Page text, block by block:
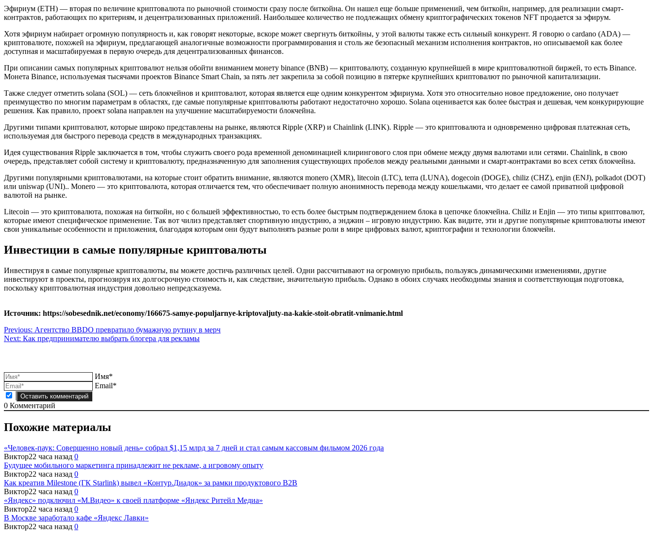
Эфириум (ETH) — вторая по величине криптовалюта по рыночной стоимости сразу после биткойна. Он нашел еще больше применений, чем биткойн, например, для реализации смарт-
контрактов, работающих по критериям, и децентрализованных приложений. Наибольшее количество не подлежащих обмену криптографических токенов NFT продается за эфирум.
Хотя эфириум набирает огромную популярность и, как говорят некоторые, вскоре может свергнуть биткойны, у этой валюты также есть сильный конкурент. Я говорю о cardano (ADA) —
криптовалюте, похожей на эфириум, предлагающей аналогичные возможности программирования и столь же безопасный механизм исполнения контрактов, но описываемой как более
доступная и масштабируемая в первую очередь для децентрализованных финансов.
При описании самых популярных криптовалют нельзя обойти вниманием монету binance (BNB) — криптовалюту, созданную крупнейшей в мире криптовалютной биржей, то есть Binance.
Монета Binance, используемая тысячами проектов Binance Smart Chain, за пять лет закрепила за собой позицию в пятерке крупнейших криптовалют по рыночной капитализации.
Также следует отметить solana (SOL) — сеть блокчейнов и криптовалют, которая является еще одним конкурентом эфириума. Хотя это относительно новое предложение, оно получает
преимущество по многим параметрам в областях, где самые популярные криптовалюты работают недостаточно хорошо. Solana оценивается как более быстрая и дешевая, чем конкурирующие
решения. Как правило, проект solana направлен на улучшение масштабируемости блокчейна.
Другими типами криптовалют, которые широко представлены на рынке, являются Ripple (XRP) и Chainlink (LINK). Ripple — это криптовалюта и одновременно цифровая платежная сеть,
используемая для быстрого перевода средств в международных транзакциях.
Идея существования Ripple заключается в том, чтобы служить своего рода временной деноминацией клирингового слоя при обмене между двумя валютами или сетями. Chainlink, в свою
очередь, представляет собой систему и криптовалюту, предназначенную для заполнения существующих пробелов между реальными данными и смарт-контрактами во всех сетях блокчейна.
Другими популярными криптовалютами, на которые стоит обратить внимание, являются monero (XMR), litecoin (LTC), terra (LUNA), dogecoin (DOGE), chiliz (CHZ), enjin (ENJ), polkadot (DOT)
или uniswap (UNI).. Monero — это криптовалюта, которая отличается тем, что обеспечивает полную анонимность перевода между кошельками, что делает ее самой приватной цифровой
валютой на рынке.
Litecoin — это криптовалюта, похожая на биткойн, но с большей эффективностью, то есть более быстрым подтверждением блока в цепочке блокчейна. Chiliz и Enjin — это типы криптовалют,
которые имеют специфическое применение. Так вот чилиз представляет спортивную индустрию, а энджин – игровую индустрию. Как видите, эти и другие популярные криптовалюты имеют
свои уникальные особенности и приложения, благодаря которым они будут выполнять разные роли в мире цифровых валют, криптографии и технологии блокчейн.
Инвестиции в самые популярные криптовалюты
Инвестируя в самые популярные криптовалюты, вы можете достичь различных целей. Одни рассчитывают на огромную прибыль, пользуясь динамическими изменениями, другие
инвестируют в проекты, прогнозируя их долгосрочную стоимость и, как следствие, значительную прибыль. Однако в обоих случаях необходимы знания и соответствующая подготовка,
поскольку криптовалютная индустрия довольно непредсказуема.
Источник: https://sobesednik.net/economy/166675-samye-populjarnye-kriptovaljuty-na-kakie-stoit-obratit-vnimanie.html
Навигация
по
Previous: Агентство BBDO превратило бумажную рутину в мерч
Next: Как предпринимателю выбрать блогера для рекламы
Имя*
Email*
0 Комментарий
Похожие материалы
«Человек-паук: Совершенно новый день» собрал $1,15 млрд за 7 дней и стал самым кассовым фильмом 2026 года
Виктор22 часа назад 0
Будущее мобильного маркетинга принадлежит не рекламе, а игровому опыту
Виктор22 часа назад 0
Как креатив Milestone (ГК Starlink) вывел «Контур.Диадок» за рамки продуктового B2B
Виктор22 часа назад 0
«Яндекс» подключил «М.Видео» к своей платформе «Яндекс Ритейл Медиа»
Виктор22 часа назад 0
В Москве заработало кафе «Яндекс Лавки»
Виктор22 часа назад 0